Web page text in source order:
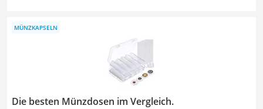
Die besten Münzdosen im Vergleich.
MÜNZKAPSELN